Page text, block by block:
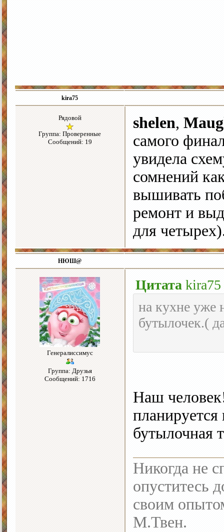
kira75
Рядовой
Группа: Проверенные
Сообщений: 19
shelen,
самого
увидела
сомнений
вышивать
ремонт и
для
НЮШ@
Генералиссимус
Группа: Друзья
Сообщений: 1716
Цитата kira75
на кухне уже
бутылочек.(
Наш
бутылочная
Никогда не
опуститесь
своим
М.Твен.